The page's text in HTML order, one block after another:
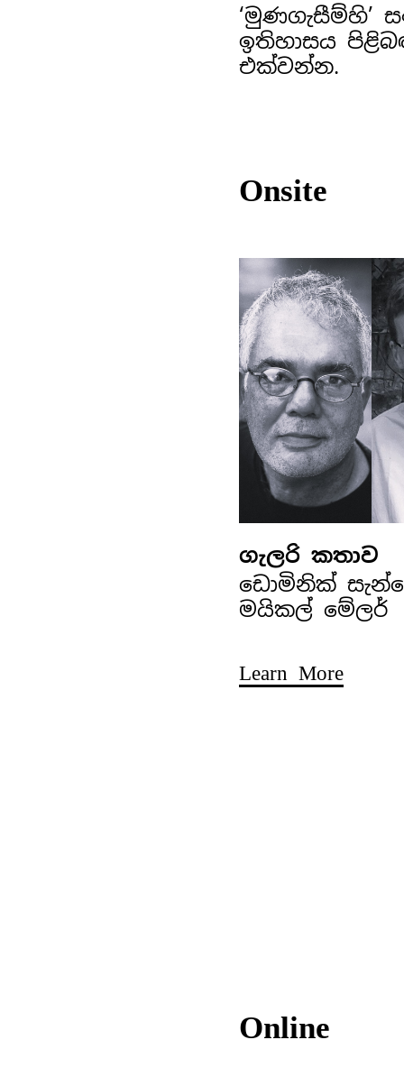
‘මුණගැසීම්හි’
ඉතිහාසය
එක්වන්න.
Onsite
ගැලරි කතාව
ඩොමිනික්
මයිකල් මේලර්
Learn More
Online